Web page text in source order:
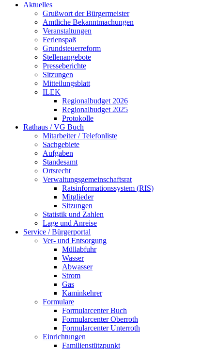
Aktuelles
Grußwort der Bürgermeister
Amtliche Bekanntmachungen
Veranstaltungen
Ferienspaß
Grundsteuerreform
Stellenangebote
Presseberichte
Sitzungen
Mitteilungsblatt
ILEK
Regionalbudget 2026
Regionalbudget 2025
Protokolle
Rathaus / VG Buch
Mitarbeiter / Telefonliste
Sachgebiete
Aufgaben
Standesamt
Ortsrecht
Verwaltungsgemeinschaftsrat
Ratsinformationssystem (RIS)
Mitglieder
Sitzungen
Statistik und Zahlen
Lage und Anreise
Service / Bürgerportal
Ver- und Entsorgung
Müllabfuhr
Wasser
Abwasser
Strom
Gas
Kaminkehrer
Formulare
Formularcenter Buch
Formularcenter Oberroth
Formularcenter Unterroth
Einrichtungen
Familienstützpunkt